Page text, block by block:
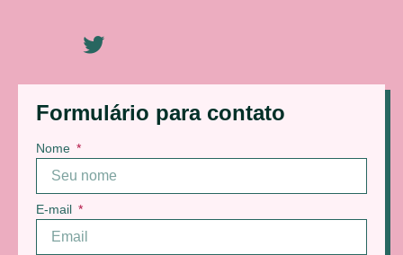
Formulário para contato
Nome
E-mail